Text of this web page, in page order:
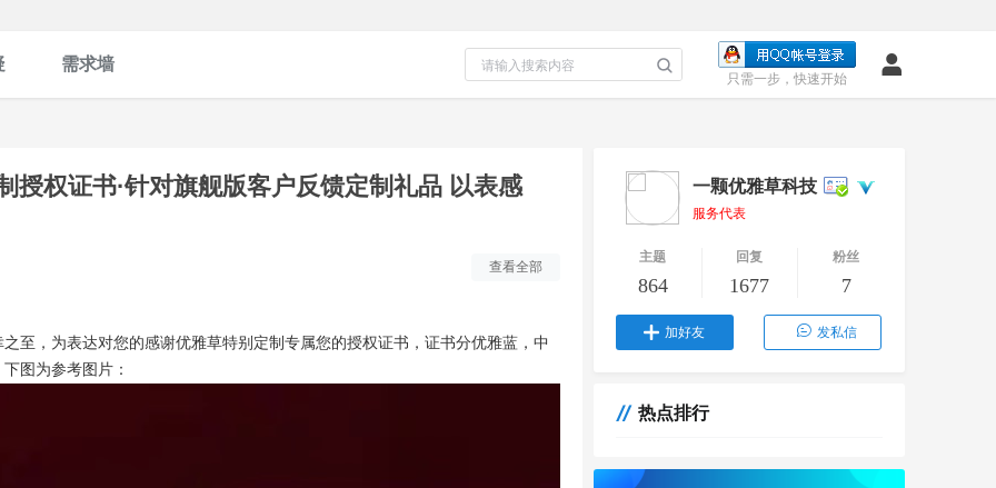
只需一步，快速开始
需求墙
授权证书·针对旗舰版客户反馈定制礼品 以表感
查看全部
至，为表达对您的感谢优雅草特别定制专属您的授权证书，证书分优雅蓝，中
图为参考图片：
一颗优雅草科技
服务代表
主题
864
回复
1677
粉丝
7
加好友 发私信
热点排行